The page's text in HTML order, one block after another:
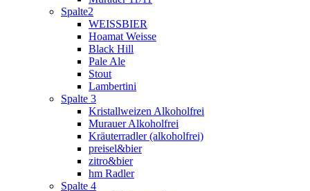
Spalte2
WEISSBIER
Hoamat Weisse
Black Hill
Pale Ale
Stout
Lambertini
Spalte 3
Kristallweizen Alkoholfrei
Murauer Alkoholfrei
Kräuterradler (alkoholfrei)
preisel&bier
zitro&bier
hm Radler
Spalte 4